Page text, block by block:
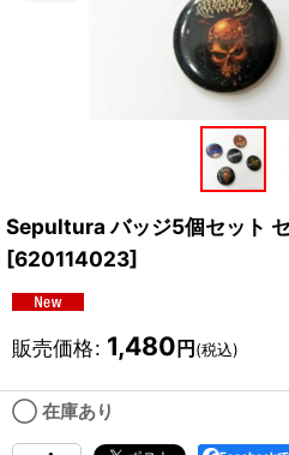
Sepultura バッジ5個セット
[620114023]
販売価格: 1,480 円 (税込)
◯ 在庫あり